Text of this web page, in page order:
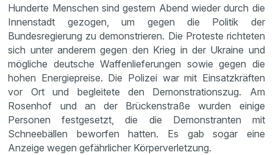
Hunderte Menschen sind gestern Abend wieder durch die
Innenstadt gezogen, um gegen die Politik der
Bundesregierung zu demonstrieren. Die Proteste richteten
sich unter anderem gegen den Krieg in der Ukraine und
mögliche deutsche Waffenlieferungen sowie gegen die
hohen Energiepreise. Die Polizei war mit Einsatzkräften
vor Ort und begleitete den Demonstrationszug. Am
Rosenhof und an der Brückenstraße wurden einige
Personen festgesetzt, die die Demonstranten mit
Schneebällen beworfen hatten. Es gab sogar eine
Anzeige wegen gefährlicher Körperverletzung.